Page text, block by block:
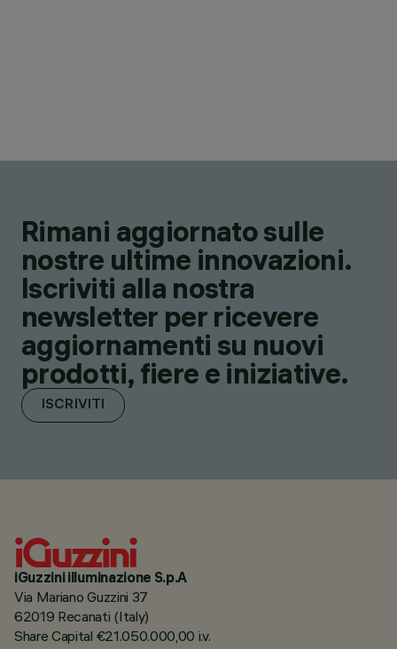
Rimani aggiornato sulle
nostre ultime innovazioni.
Iscriviti alla nostra
newsletter per ricevere
aggiornamenti su nuovi
prodotti, fiere e iniziative.
ISCRIVITI
iGuzzini illuminazione S.p.A
Via Mariano Guzzini 37
62019 Recanati (Italy)
Share Capital €21.050.000,00 i.v.